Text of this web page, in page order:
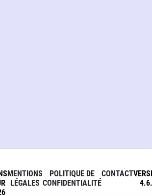
MENTIONS
LÉGALES
POLITIQUE DE
CONFIDENTIALITÉ
CONTACT